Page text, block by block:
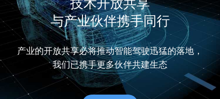
技术开放共享
与产业伙伴携手同行
产业的开放共享必将推动智能驾驶迅猛的落地，
我们已携手更多伙伴共建生态